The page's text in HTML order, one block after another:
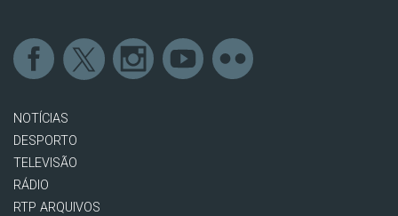
NOTÍCIAS
DESPORTO
TELEVISÃO
RÁDIO
RTP ARQUIVOS